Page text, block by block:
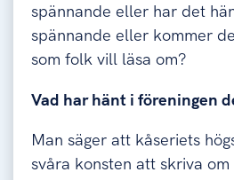
spännande eller har det
spännande eller kommer
som folk vill läsa om?
Vad har hänt i föreningen
Man säger att kåseriets
svåra konsten att skriva